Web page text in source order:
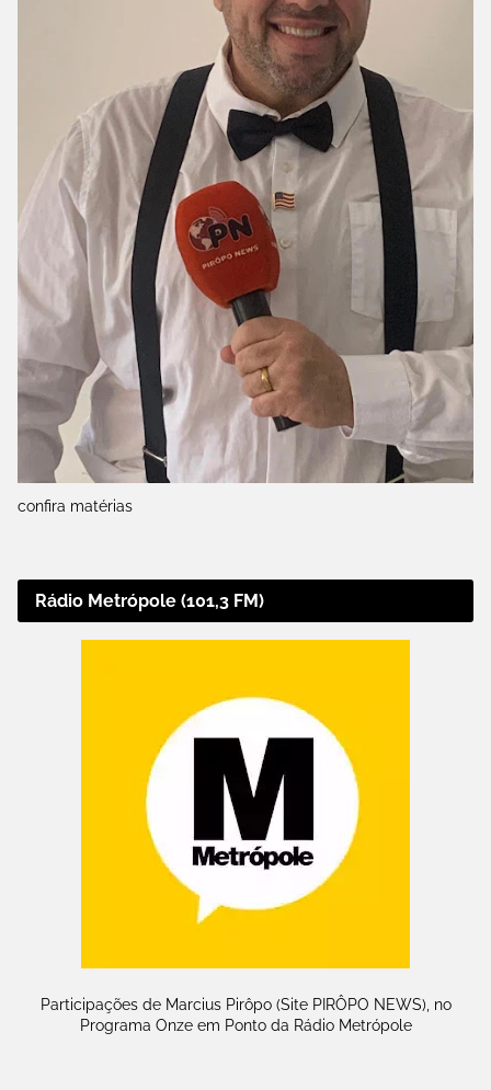
confira matérias
Rádio Metrópole (101,3 FM)
Participações de Marcius Pirôpo (Site PIRÔPO NEWS), no
Programa Onze em Ponto da Rádio Metrópole